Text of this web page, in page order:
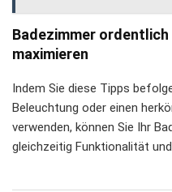
Badezimmer
maximieren
Indem Sie diese Tipps
Beleuchtung oder einen
verwenden, können Sie Ihr
gleichzeitig Funktionalität